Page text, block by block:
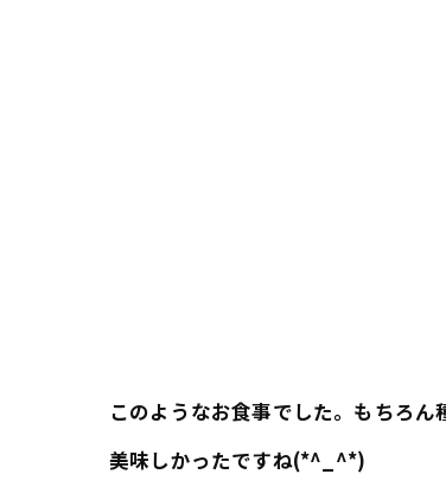
このようなお食事でした。もちろん
美味しかったですね(*^_^*)